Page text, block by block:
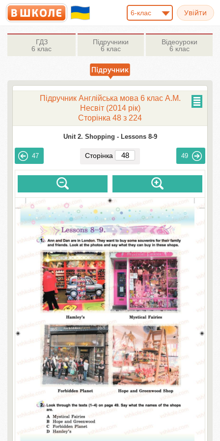
6-клас
ГДЗ
6 клас
Підручники
6 клас
Відеоуроки
6 клас
Підручник Англійська мова 6 клас А.М.
Несвіт (2014 рік)
Сторінка 48 з 224
Unit 2. Shopping - Lessons 8-9
47 Сторінка 49